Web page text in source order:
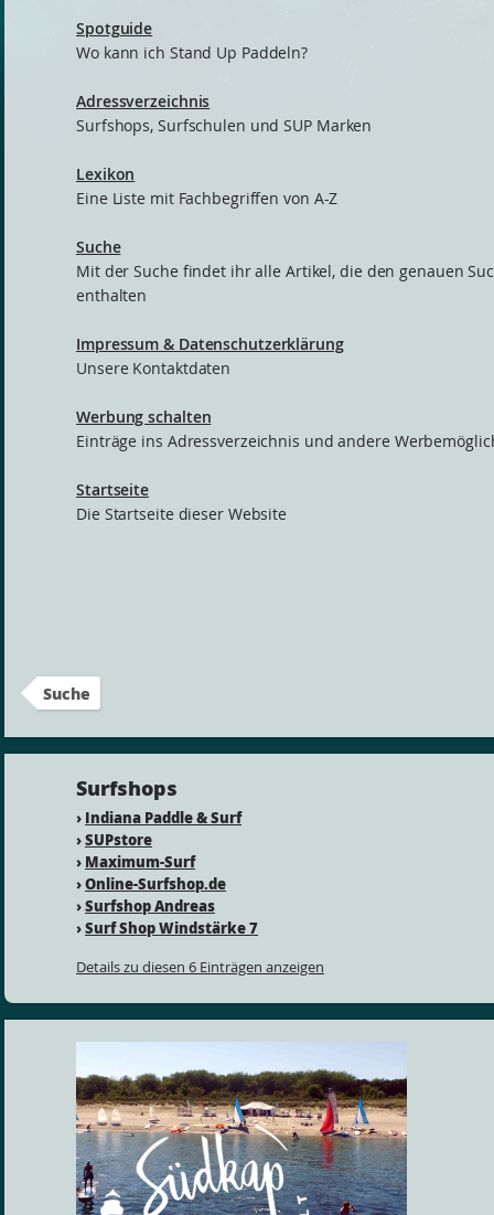
Spotguide
Wo kann ich Stand Up Paddeln?
Adressverzeichnis
Surfshops, Surfschulen und SUP Marken
Lexikon
Eine Liste mit Fachbegriffen von A-Z
Suche
Mit der Suche findet ihr alle Artikel, die den genauen
enthalten
Impressum & Datenschutzerklärung
Unsere Kontaktdaten
Werbung schalten
Einträge ins Adressverzeichnis und andere
Startseite
Die Startseite dieser Website
Suche
Surfshops
› Indiana Paddle & Surf
›SUPstore
› Maximum-Surf
›Online-Surfshop.de
›Surfshop Andreas
›Surf Shop Windstärke 7
Details zu diesen 6 Einträgen anzeigen